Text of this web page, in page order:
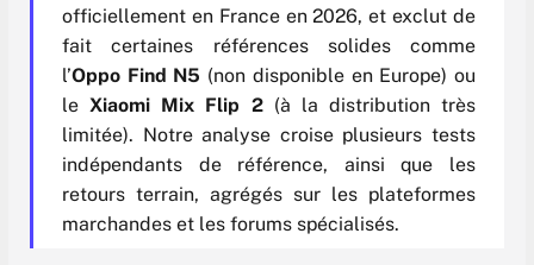
officiellement en France en 2026, et exclut de
fait certaines références solides comme
l’Oppo Find N5 (non disponible en Europe) ou
leXiaomi Mix Flip 2(à la distribution très
limitée). Notre analyse croise plusieurs tests
indépendants de référence, ainsi que les
retours terrain, agrégés sur les plateformes
marchandes et les forums spécialisés.